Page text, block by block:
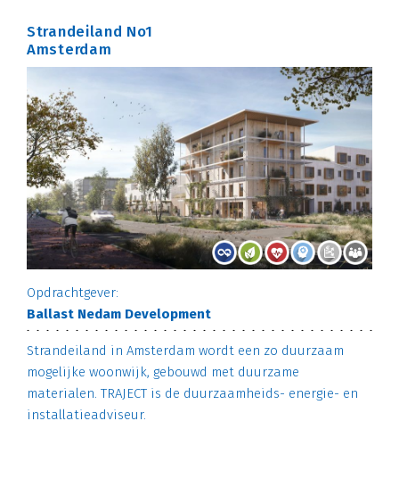
Strandeiland No1
Amsterdam
Opdrachtgever:
Ballast Nedam Development
Strandeiland in Amsterdam wordt een zo duurzaam
mogelijke woonwijk, gebouwd met duurzame
materialen. TRAJECT is de duurzaamheids- energie- en
installatieadviseur.